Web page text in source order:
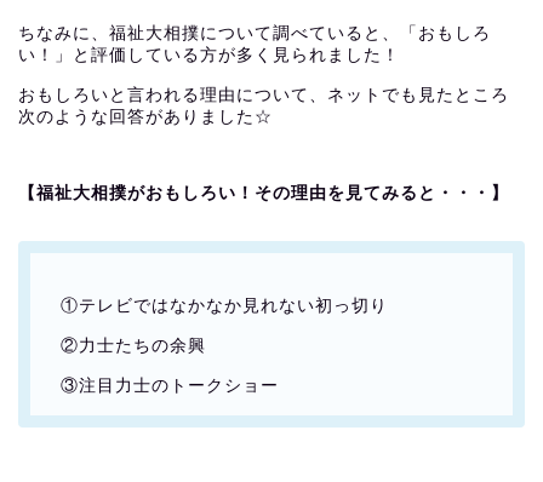
ちなみに、福祉大相撲について調べていると、「おもしろ
い！」と評価している方が多く見られました！
おもしろいと言われる理由について、ネットでも見たところ
次のような回答がありました☆
【福祉大相撲がおもしろい！その理由を見てみると・・・】
①テレビではなかなか見れない初っ切り
②力士たちの余興
③注目力士のトークショー